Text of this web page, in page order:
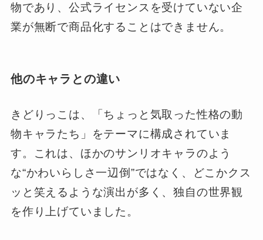
物であり、公式ライセンスを受けていない企
業が無断で商品化することはできません。
他のキャラとの違い
きどりっこは、「ちょっと気取った性格の動
物キャラたち」をテーマに構成されていま
す。これは、ほかのサンリオキャラのよう
な“かわいらしさ一辺倒”ではなく、どこかクス
ッと笑えるような演出が多く、独自の世界観
を作り上げていました。